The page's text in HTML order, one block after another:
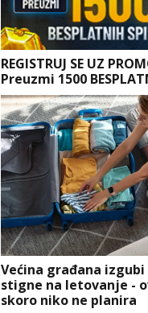
REGISTRUJ SE UZ
Preuzmi 1500
Većina građana
stigne na letovanje -
skoro niko ne planira